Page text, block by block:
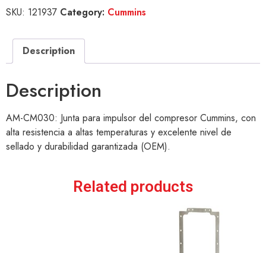
SKU: 121937 Category: Cummins
Description
Description
AM-CM030: Junta para impulsor del compresor Cummins, con
alta resistencia a altas temperaturas y excelente nivel de
sellado y durabilidad garantizada (OEM).
Related products